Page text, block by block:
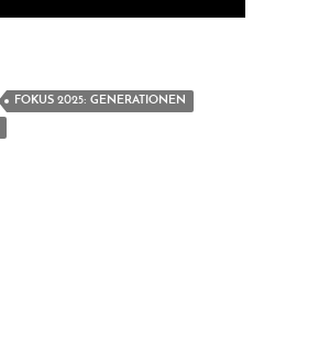
FOKUS 2025: GENERATIONEN